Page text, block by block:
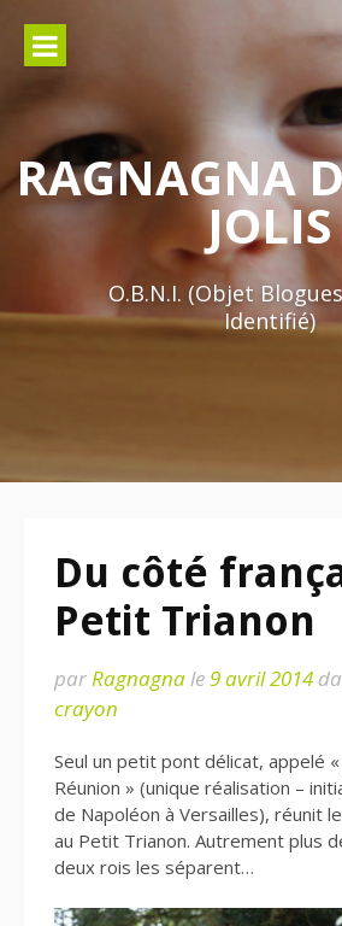
contenu
RAGNAGNA
JOLIS
O.B.N.I. (Objet
Identifié)
Du côté
Petit Trianon
parRagnagnale9 avril 2014
crayon
Seul un petit pont délicat, appelé
Réunion » (unique réalisation –
de Napoléon à Versailles), réunit le
au Petit Trianon. Autrement plus
deux rois les séparent…